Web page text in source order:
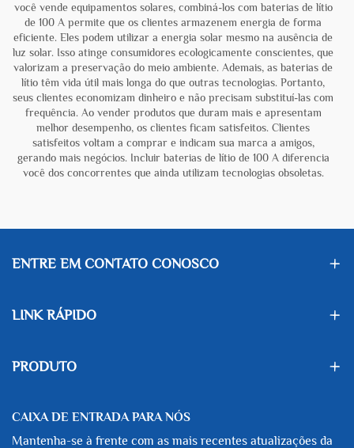
você vende equipamentos solares, combiná-los com baterias de lítio
de 100 A permite que os clientes armazenem energia de forma
eficiente. Eles podem utilizar a energia solar mesmo na ausência de
luz solar. Isso atinge consumidores ecologicamente conscientes, que
valorizam a preservação do meio ambiente. Ademais, as baterias de
lítio têm vida útil mais longa do que outras tecnologias. Portanto,
seus clientes economizam dinheiro e não precisam substituí-las com
frequência. Ao vender produtos que duram mais e apresentam
melhor desempenho, os clientes ficam satisfeitos. Clientes
satisfeitos voltam a comprar e indicam sua marca a amigos,
gerando mais negócios. Incluir baterias de lítio de 100 A diferencia
você dos concorrentes que ainda utilizam tecnologias obsoletas.
ENTRE EM CONTATO CONOSCO
LINK RÁPIDO
PRODUTO
CAIXA DE ENTRADA PARA NÓS
Mantenha-se à frente com as mais recentes atualizações da